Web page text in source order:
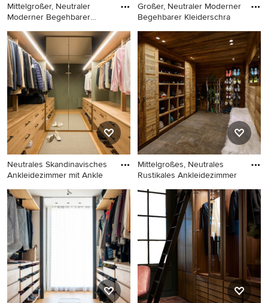
Mittelgroßer, Neutraler
Moderner Begehbarer
Mittelgroßer, Neutraler
Moderner Begehbarer
Kleiderschrank mit
Schrankfronten mit vertiefter
Füllung, hellbraunen
Holzschränken,
Keramikboden und grauem
Boden in Valencia
Großer, Neutraler Moderner
Begehbarer Kleiderschra
Großer, Neutraler Moderner
Begehbarer Kleiderschrank
mit offenen Schränken,
hellbraunen Holzschränken,
hellem Holzboden und
beigem Boden in Bilbao
Neutrales Skandinavisches
Ankleidezimmer mit Ankle
Neutrales Skandinavisches
Ankleidezimmer mit
Ankleidebereich,
hellbraunen Holzschränken,
braunem Holzboden,
flächenbündigen
Schrankfronten und braunem
Boden in Barcelona
Mittelgroßes, Neutrales
Rustikales Ankleidezimmer
Mittelgroßes, Neutrales
Rustikales Ankleidezimmer
mit Keramikboden und
hellbraunen Holzschränken
in Lyon